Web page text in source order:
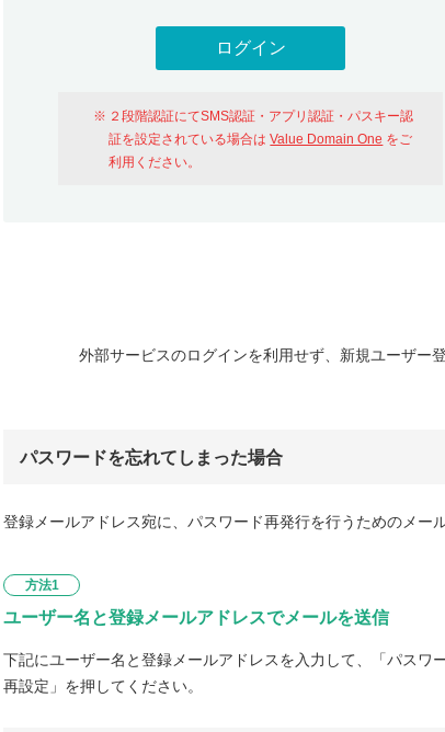
２段階認証にてSMS認証・アプリ認証・パスキー認
証を設定されている場合はValue Domain One をご
利用ください。
外部サービスのログインを利用せず、新規ユーザー
パスワードを忘れてしまった場合
登録メールアドレス宛に、パスワード再発行を行うためのメー
方法1
ユーザー名と登録メールアドレスでメールを送信
下記にユーザー名と登録メールアドレスを入力して、「パスワ
再設定」を押してください。